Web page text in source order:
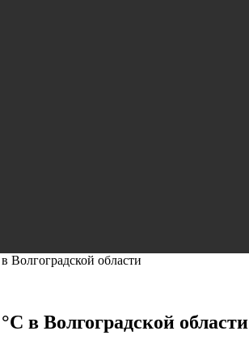
Волгоградской области
в Волгоградской области